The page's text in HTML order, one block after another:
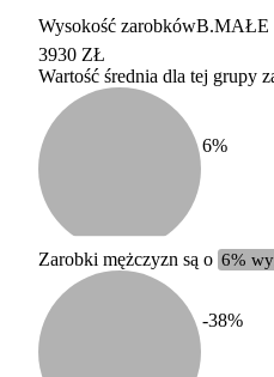
Wysokość zarobkówB.MAŁE
3930 ZŁ
Wartość średnia dla tej grupy
6%
Zarobki mężczyzn są o 6%
-38%